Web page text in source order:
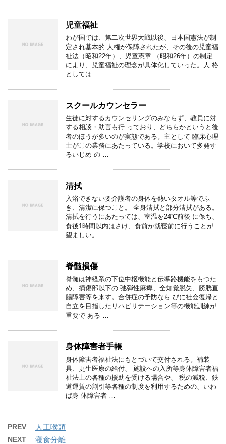
児童福祉
わが国では、第二次世界大戦以後、日本国憲法が制
定され基本的 人権が保障されたが、その後の児童福
祉法（昭和22年）、児童憲章 （昭和26年）の制定
により、児童福祉の理念が具体化していった。人 格
としては …
スクールカウンセラー
生徒に対するカウンセリングのみならず、教員に対
する相談・助言も行 っており、どちらかというと後
者のほうが多いのが実態である。主として 臨床心理
士がこの業務にあたっている。学校において多発す
るいじめ の …
清拭
入浴できない要介護者の身体を熱いタオル等でふ
き、清潔に保つこと。 全身清拭と部分清拭がある。
清拭を行うにあたっては、室温を24℃前後 に保ち、
食後1時間以内はさけ、食前か就寝前に行うことが
望ましい。 …
脊髄損傷
脊髄は神経系の下位中枢機能と伝導路機能をもつた
め、損傷部以下の 弛弾性麻痺、全知覚脱失、膀胱直
腸障害等を来す。合併症の予防なら びに社会復帰と
自立を目指したリハビリテーション等の機能訓練が
重要で ある …
身体障害者手帳
身体障害者福祉法にもとづいて交付される。補装
具、更生医療の給付、 施設への入所等身体障害者福
祉法上の各種の援助を受ける場合や、 税の減税、鉄
道運賃の割引等各種の制度を利用するための、いわ
ば身 体障害者 …
PREV 人工喉頭
NEXT 寝食分離